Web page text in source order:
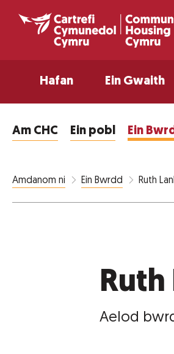
Hafan Ein Gwaith
Am CHC Ein pobl Ein
Amdanom ni Ein Bwrdd Ruth
Aelod